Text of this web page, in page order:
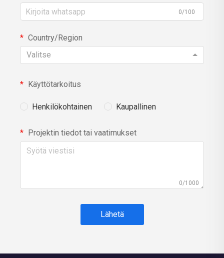
0/100
Country/Region
Valitse
Käyttötarkoitus
Henkilökohtainen Kaupallinen
Projektin tiedot tai vaatimukset
0/1000
Lähetä